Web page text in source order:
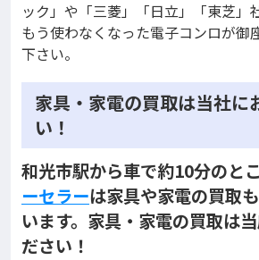
ック」や「三菱」「日立」「東芝」
もう使わなくなった電子コンロが御
下さい。
家具・家電の買取は当社に
い！
和光市駅から車で約10分のと
ーセラーは家具や家電の買取
います。家具・家電の買取は
ださい！